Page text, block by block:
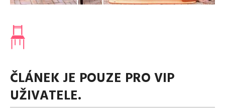
Aktivní uvolnění
TRX
ČLÁNEK JE POUZE PRO VIP
UŽIVATELE.